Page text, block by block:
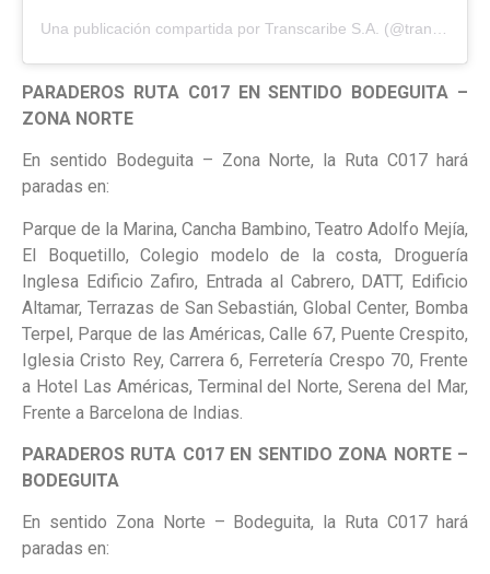
Una publicación compartida por Transcaribe S.A. (@transcaribecartagena)
PARADEROS RUTA C017 EN SENTIDO BODEGUITA –
ZONA NORTE
En sentido Bodeguita – Zona Norte, la Ruta C017 hará
paradas en:
Parque de la Marina, Cancha Bambino, Teatro Adolfo Mejía,
El Boquetillo, Colegio modelo de la costa, Droguería
Inglesa Edificio Zafiro, Entrada al Cabrero, DATT, Edificio
Altamar, Terrazas de San Sebastián, Global Center, Bomba
Terpel, Parque de las Américas, Calle 67, Puente Crespito,
Iglesia Cristo Rey, Carrera 6, Ferretería Crespo 70, Frente
a Hotel Las Américas, Terminal del Norte, Serena del Mar,
Frente a Barcelona de Indias.
PARADEROS RUTA C017 EN SENTIDO ZONA NORTE –
BODEGUITA
En sentido Zona Norte – Bodeguita, la Ruta C017 hará
paradas en: